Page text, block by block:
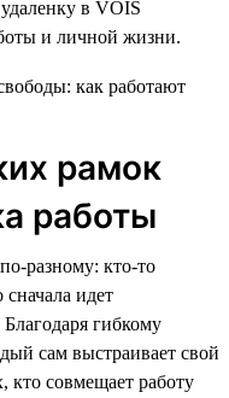
в VOIS
и личной жизни.
рамок
работы
разному: кто-то
идет
гибкому
сам выстраивает свой
кто совмещает работу